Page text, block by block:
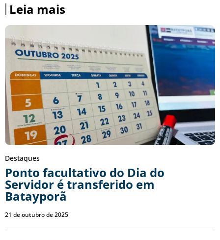
Leia mais
Destaques
Ponto facultativo do Dia do
Servidor é transferido em
Batayporã
21 de outubro de 2025